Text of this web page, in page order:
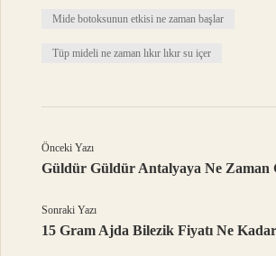
Mide botoksunun etkisi ne zaman başlar
Tüp mideli ne zaman lıkır lıkır su içer
Önceki Yazı
Güldür Güldür Antalyaya Ne Zaman
Sonraki Yazı
15 Gram Ajda Bilezik Fiyatı Ne Kadar